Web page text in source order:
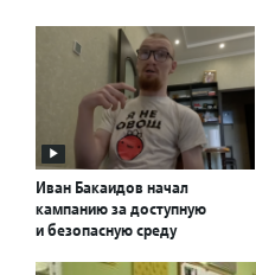
Иван Бакаидов начал
кампанию за доступную
и безопасную среду